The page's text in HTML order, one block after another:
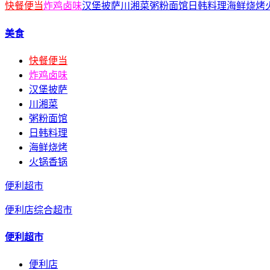
快餐便当炸鸡卤味汉堡披萨川湘菜粥粉面馆 日韩料理海鲜烧烤
美食
快餐便当
炸鸡卤味
汉堡披萨
川湘菜
粥粉面馆
日韩料理
海鲜烧烤
火锅香锅
便利超市
便利店综合超市
便利超市
便利店